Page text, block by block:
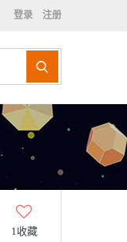
登录 注册
1收藏